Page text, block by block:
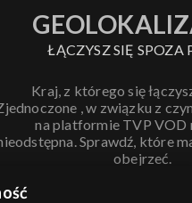
ŁĄCZYSZ SIĘ SPOZA
Kraj, z którego się
, w związku z
na platformie TVP VOD
Sprawdź, które
obejrzeć.